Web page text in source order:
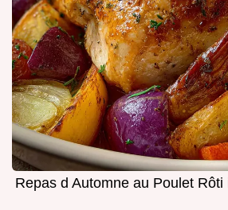
Repas d Automne au Poulet